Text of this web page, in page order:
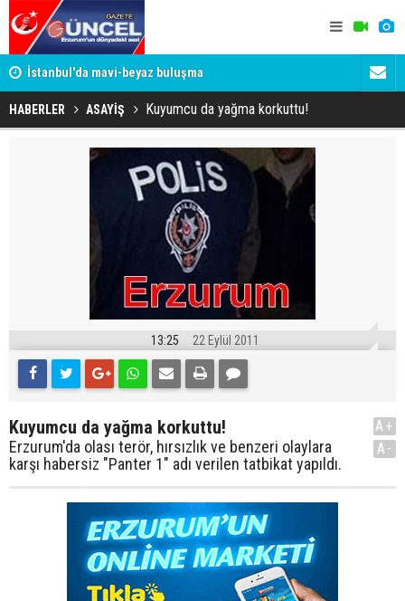
İstanbul'da mavi-beyaz buluşma
HABERLER ASAYİŞ Kuyumcu da yağma korkuttu!
13:25 22 Eylül 2011
Kuyumcu da yağma korkuttu!
Erzurum'da olası terör, hırsızlık ve benzeri olaylara
karşı habersiz "Panter 1" adı verilen tatbikat yapıldı.
A+
A-